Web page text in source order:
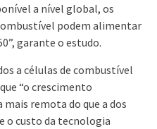
a nível global, os
podem alimentar
garante o estudo.
a células de combustível
“o crescimento
remota do que a dos
o custo da tecnologia